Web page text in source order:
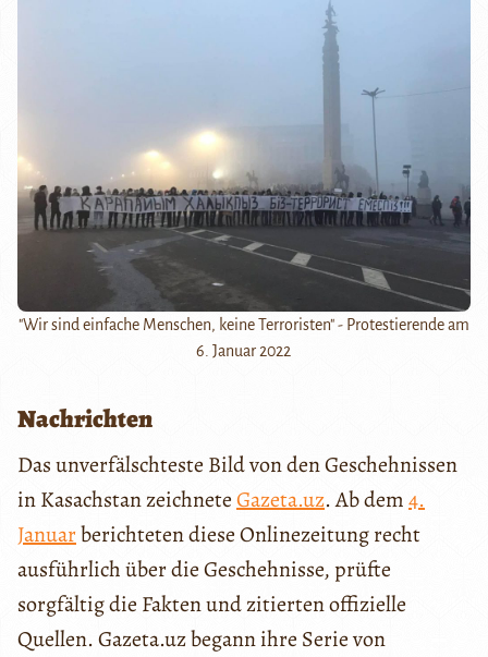
"Wir sind einfache Menschen, keine Terroristen" - Protestierende am
6. Januar 2022
Nachrichten
Das unverfälschteste Bild von den Geschehnissen
in Kasachstan zeichneteGazeta.uz. Ab dem4.
Januarberichteten diese Onlinezeitung recht
ausführlich über die Geschehnisse, prüfte
sorgfältig die Fakten und zitierten offizielle
Quellen. Gazeta.uz begann ihre Serie von